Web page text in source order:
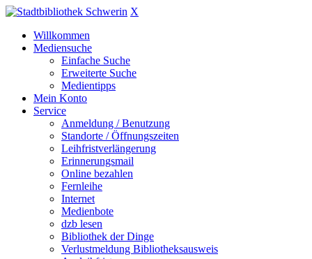
X
Willkommen
Mediensuche
Einfache Suche
Erweiterte Suche
Medientipps
Mein Konto
Service
Anmeldung / Benutzung
Standorte / Öffnungszeiten
Leihfristverlängerung
Erinnerungsmail
Online bezahlen
Fernleihe
Internet
Medienbote
dzb lesen
Bibliothek der Dinge
Verlustmeldung Bibliotheksausweis